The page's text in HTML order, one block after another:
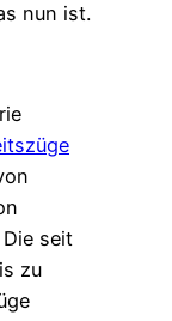
nun ist.
Die seit
zu